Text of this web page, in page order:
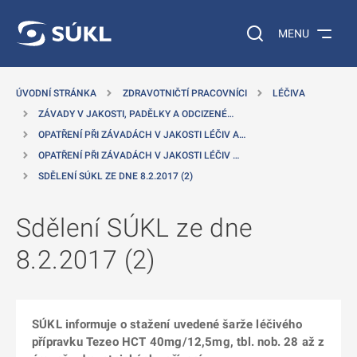
Vyhledávání na
MENU
ÚVODNÍ STRÁNKA ZDRAVOTNIČTÍ PRACOVNÍCI
LÉČIVA
ZÁVADY V JAKOSTI, PADĚLKY A ODCIZENÉ…
OPATŘENÍ PŘI ZÁVADÁCH V JAKOSTI LÉČIV A…
OPATŘENÍ PŘI ZÁVADÁCH V JAKOSTI LÉČIV …
SDĚLENÍ SÚKL ZE DNE 8.2.2017 (2)
Sdělení SÚKL ze dne
8.2.2017 (2)
SÚKL informuje o stažení uvedené šarže léčivého
přípravku Tezeo HCT 40mg/12,5mg, tbl. nob. 28 až z